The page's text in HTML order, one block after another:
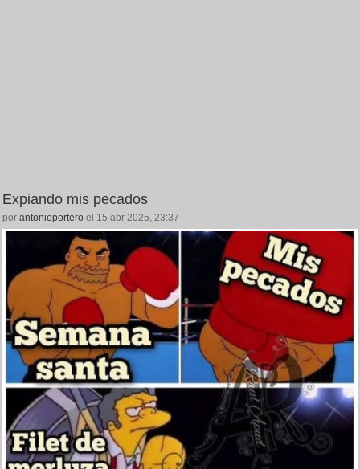
Expiando mis pecados
por antonioportero el 15 abr 2025, 23:37